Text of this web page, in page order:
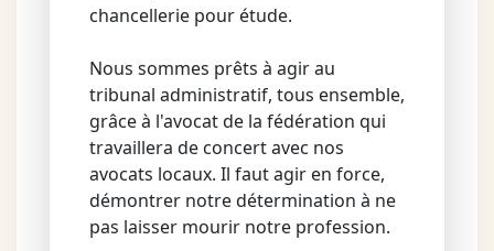
chancellerie pour étude.
Nous sommes prêts à agir au
tribunal administratif, tous ensemble,
grâce à l'avocat de la fédération qui
travaillera de concert avec nos
avocats locaux. Il faut agir en force,
démontrer notre détermination à ne
pas laisser mourir notre profession.